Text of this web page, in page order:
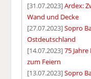
[31.07.2023]Ardex:
Wand und Decke
[27.07.2023]Sopro
Ostdeutschland
[14.07.2023]75
zum Feiern
[13.07.2023]Sopro